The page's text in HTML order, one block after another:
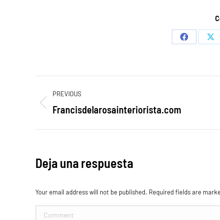
Share
Navegación
entre
PREVIOUS
Proyecto
Francisdelarosainteriorista.com
Deja una respuesta
Your email address will not be published. Required fields are
Comment